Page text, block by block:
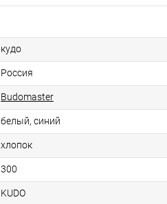
кудо
Россия
Budomaster
белый, синий
хлопок
300
KUDO